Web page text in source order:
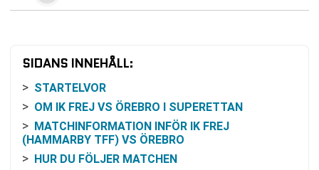
SIDANS INNEHÅLL:
STARTELVOR
OM IK FREJ VS ÖREBRO I SUPERETTAN
MATCHINFORMATION INFÖR IK FREJ
(HAMMARBY TFF) VS ÖREBRO
HUR DU FÖLJER MATCHEN